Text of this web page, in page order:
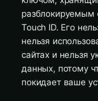
разблокируемым
Touch ID. Его
нельзя
сайтах и нельзя
данных, потому
покидает ваше